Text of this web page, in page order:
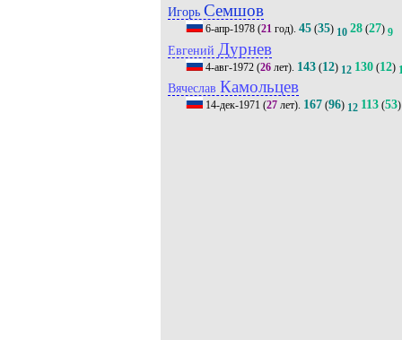
Игорь Семшов
6-апр-1978(21год). 45(35) 10 28(27) 9
Евгений Дурнев
4-авг-1972(26лет). 143(12) 12 130(12)
Вячеслав Камольцев
14-дек-1971 (27лет). 167(96) 12 113(53)